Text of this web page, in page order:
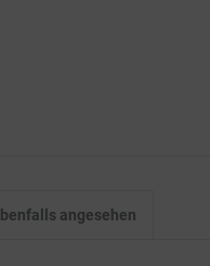
angesehen